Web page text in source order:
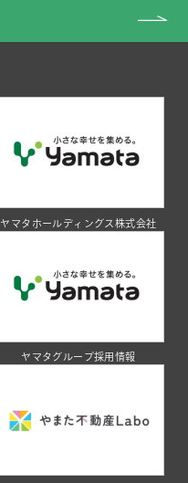
ヤマタホールディングス株式会社
ヤマタグループ採用情報